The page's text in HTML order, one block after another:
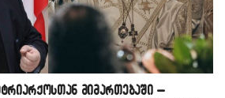
მიმართებაში –